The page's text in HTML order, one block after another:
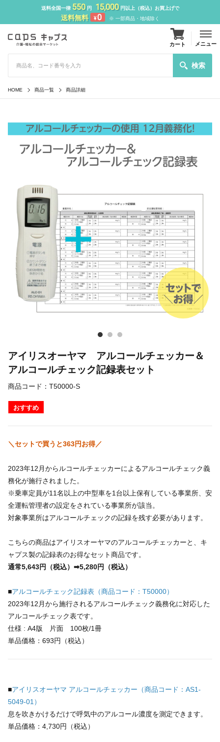
送料全国一律 550円 15,000円以上（税込）お買上げで
送料無料 ¥0 ※ 一部商品・地域除く
検索
カート メニュー
HOME 商品一覧 商品詳細
アイリスオーヤマ アルコールチェッカー＆
アルコールチェック記録表セット
商品コード： T50000-S
おすすめ
＼セットで買うと363円お得／
2023年12月からルコールチェッカーによるアルコールチェック義
務化が施行されました。
※乗車定員が11名以上の中型車を1台以上保有している事業所、安
全運転管理者の設定をされている事業所が該当。
対象事業所はアルコールチェックの記録を残す必要があります。
こちらの商品はアイリスオーヤマのアルコールチェッカーと、キ
ャプス製の記録表のお得なセット商品です。
通常5,643円（税込）➡5,280円（税込）
■アルコールチェック記録表（商品コード：T50000）
2023年12月から施行されるアルコールチェック義務化に対応した
アルコールチェック表です。
仕様 : A4版 片面 100枚/1冊
単品価格：693円（税込）
■アイリスオーヤマ アルコールチェッカー（商品コード：AS1-
5049-01）
息を吹きかけるだけで呼気中のアルコール濃度を測定できます。
単品価格：4,730円（税込）